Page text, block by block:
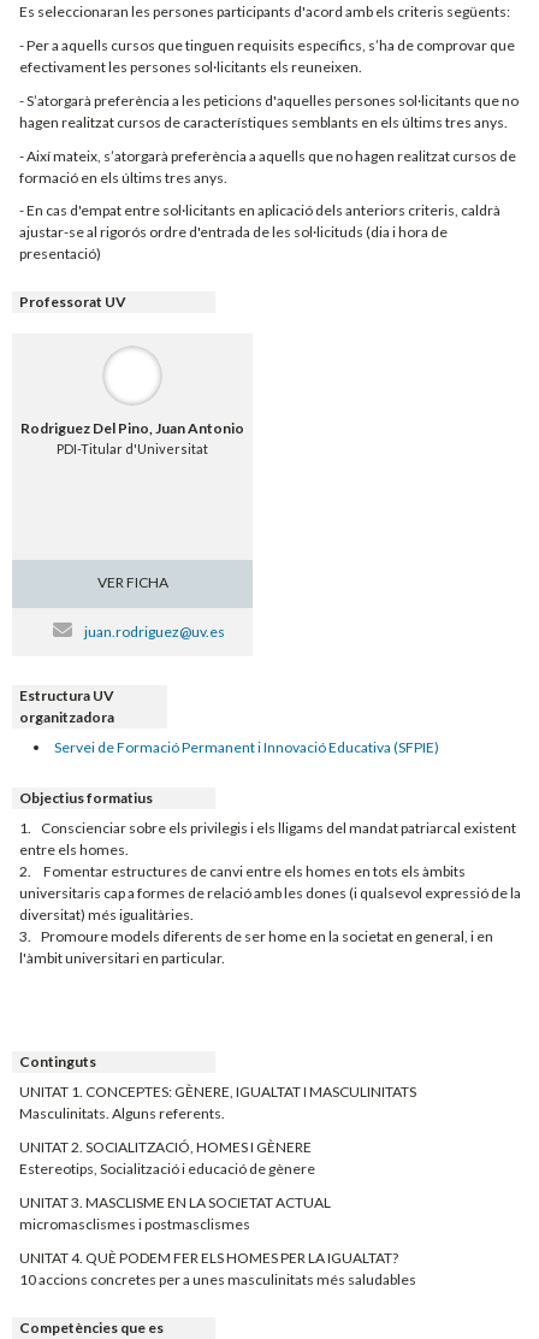
Es seleccionaran les persones participants d'acord amb els criteris següents:
- Per a aquells cursos que tinguen requisits específics, s’ha de comprovar que
efectivament les persones sol·licitants els reuneixen.
- S’atorgarà preferència a les peticions d'aquelles persones sol·licitants que no
hagen realitzat cursos de característiques semblants en els últims tres anys.
- Així mateix, s’atorgarà preferència a aquells que no hagen realitzat cursos de
formació en els últims tres anys.
- En cas d'empat entre sol·licitants en aplicació dels anteriors criteris, caldrà
ajustar-se al rigorós ordre d'entrada de les sol·licituds (dia i hora de
presentació)
Professorat UV
Rodriguez Del Pino, Juan Antonio
PDI-Titular d'Universitat
VER FICHA
juan.rodriguez@uv.es
Estructura UV
organitzadora
Servei de Formació Permanent i Innovació Educativa (SFPIE)
Objectius formatius
1. Conscienciar sobre els privilegis i els lligams del mandat patriarcal existent
entre els homes.
2. Fomentar estructures de canvi entre els homes en tots els àmbits
universitaris cap a formes de relació amb les dones (i qualsevol expressió de la
diversitat) més igualitàries.
3. Promoure models diferents de ser home en la societat en general, i en
l'àmbit universitari en particular.
Continguts
UNITAT 1. CONCEPTES: GÈNERE, IGUALTAT I MASCULINITATS
Masculinitats. Alguns referents.
UNITAT 2. SOCIALITZACIÓ, HOMES I GÈNERE
Estereotips, Socialització i educació de gènere
UNITAT 3. MASCLISME EN LA SOCIETAT ACTUAL
micromasclismes i postmasclismes
UNITAT 4. QUÈ PODEM FER ELS HOMES PER LA IGUALTAT?
10 accions concretes per a unes masculinitats més saludables
Competències que es